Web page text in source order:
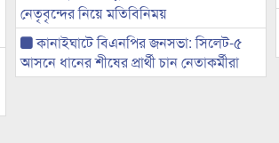
নেতৃবৃন্দের নিয়ে মতিবিনিময়
কানাইঘাটে বিএনপির জনসভা: সিলেট-৫
আসনে ধানের শীষের প্রার্থী চান নেতাকর্মীরা